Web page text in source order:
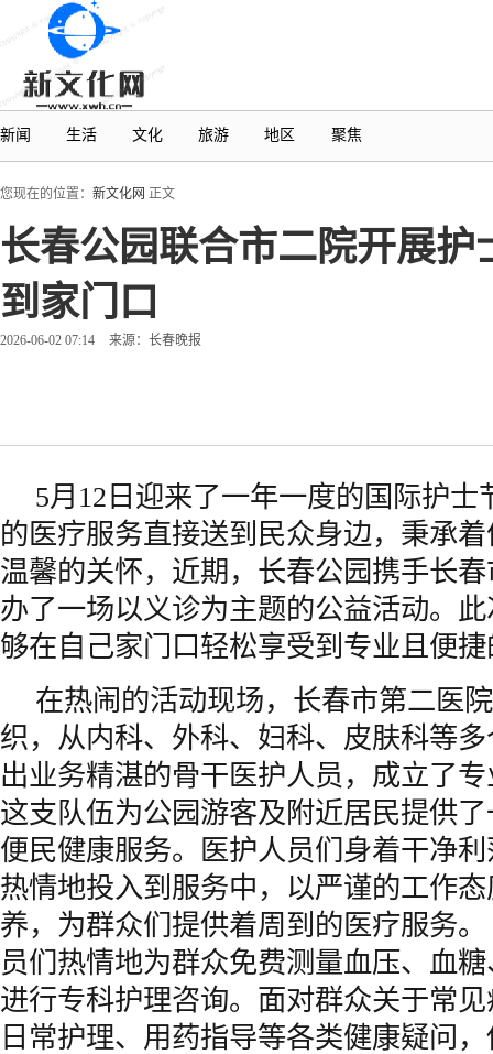
新闻 生活 文化 旅游 地区 聚焦
您现在的位置： 新文化网 正文
长春公园联合市二院开展
到家门口
2026-06-02 07:14 来源：长春晚报
5月12日迎来了一年一度的国际护士
的医疗服务直接送到民众身边，秉承
温馨的关怀，近期，长春公园携手长
办了一场以义诊为主题的公益活动。
够在自己家门口轻松享受到专业且便
在热闹的活动现场，长春市第二医
织，从内科、外科、妇科、皮肤科等
出业务精湛的骨干医护人员，成立了
这支队伍为公园游客及附近居民提供
便民健康服务。医护人员们身着干净
热情地投入到服务中，以严谨的工作
养，为群众们提供着周到的医疗服务
员们热情地为群众免费测量血压、血
进行专科护理咨询。面对群众关于常
日常护理、用药指导等各类健康疑问